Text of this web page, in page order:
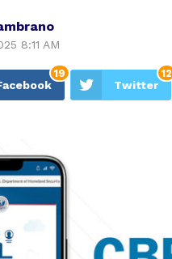
8:11 AM
19
Twitter
12